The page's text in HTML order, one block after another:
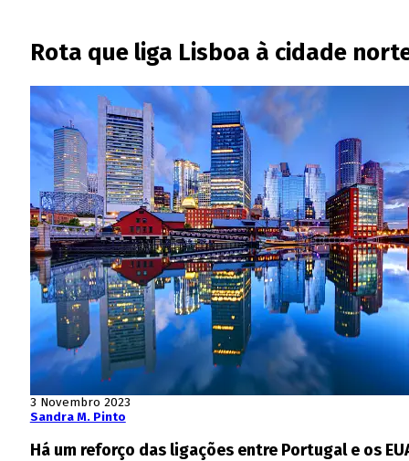
Rota que liga Lisboa à cidade
3 Novembro 2023
Sandra M. Pinto
Há um reforço das ligações entre Portugal e os